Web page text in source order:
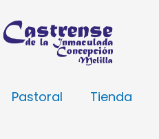
Pastoral Tienda